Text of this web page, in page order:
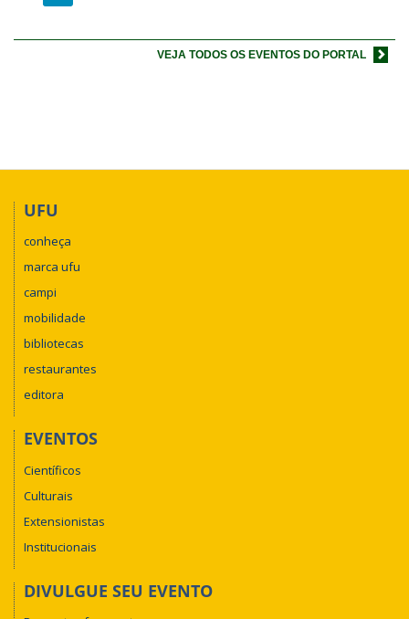
VEJA TODOS OS EVENTOS DO PORTAL
UFU
conheça
marca ufu
campi
mobilidade
bibliotecas
restaurantes
editora
EVENTOS
Científicos
Culturais
Extensionistas
Institucionais
DIVULGUE SEU EVENTO